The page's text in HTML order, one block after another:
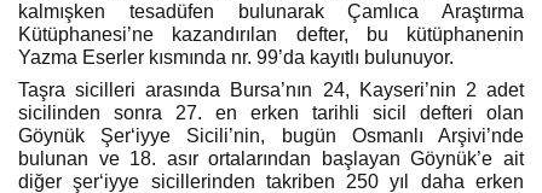
kalmışken tesadüfen bulunarak Çamlıca Araştırma
Kütüphanesi’ne kazandırılan defter, bu kütüphanenin
Yazma Eserler kısmında nr. 99’da kayıtlı bulunuyor.
Taşra sicilleri arasında Bursa’nın 24, Kayseri’nin 2 adet
sicilinden sonra 27. en erken tarihli sicil defteri olan
Göynük Şer‘iyye Sicili’nin, bugün Osmanlı Arşivi’nde
bulunan ve 18. asır ortalarından başlayan Göynük’e ait
diğer şer‘iyye sicillerinden takriben 250 yıl daha erken